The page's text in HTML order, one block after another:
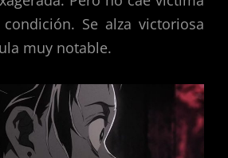
Se alza victoriosa
muy notable.